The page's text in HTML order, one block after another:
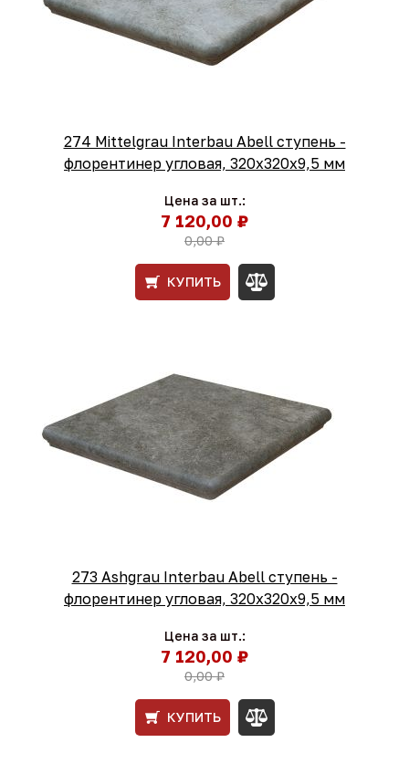
274 Mittelgrau Interbau Abell ступень -
флорентинер угловая, 320x320x9,5 мм
Цена за шт.:
7 120,00 ₽
0,00 ₽
КУПИТЬ
273 Ashgrau Interbau Abell ступень -
флорентинер угловая, 320x320x9,5 мм
Цена за шт.:
7 120,00 ₽
0,00 ₽
КУПИТЬ